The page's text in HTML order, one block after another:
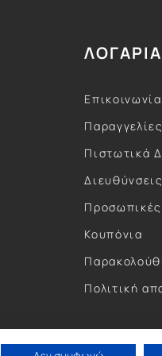
Επικοινωνία
Παραγγελίες
Πιστωτικά
Διευθύνσεις
Κουπόνια
Πολιτική